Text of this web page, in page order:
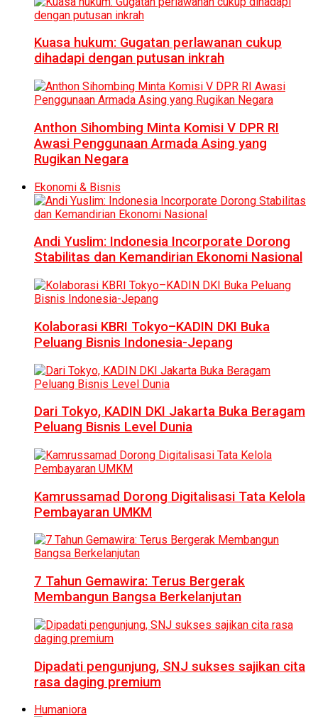
Kuasa hukum: Gugatan perlawanan cukup
dihadapi dengan putusan inkrah
Anthon Sihombing Minta Komisi V DPR RI
Awasi Penggunaan Armada Asing yang
Rugikan Negara
Ekonomi & Bisnis
Andi Yuslim: Indonesia Incorporate Dorong
Stabilitas dan Kemandirian Ekonomi Nasional
Kolaborasi KBRI Tokyo–KADIN DKI Buka
Peluang Bisnis Indonesia-Jepang
Dari Tokyo, KADIN DKI Jakarta Buka Beragam
Peluang Bisnis Level Dunia
Kamrussamad Dorong Digitalisasi Tata Kelola
Pembayaran UMKM
7 Tahun Gemawira: Terus Bergerak
Membangun Bangsa Berkelanjutan
Dipadati pengunjung, SNJ sukses sajikan cita
rasa daging premium
Humaniora